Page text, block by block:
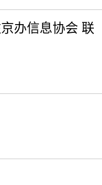
办信息协会 联